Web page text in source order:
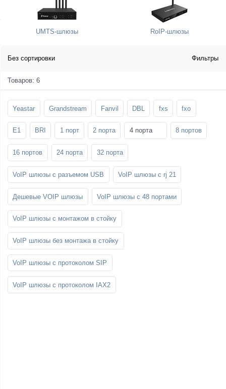
UMTS-шлюзы RoIP-шлюзы
Без сортировки Фильтры
Товаров: 6
Yeastar Grandstream Fanvil DBL fxs fxo
E1 BRI 1 порт 2 порта 4 порта 8 портов
16 портов 24 порта 32 порта
VoIP шлюзы с разъемом USB VoIP шлюзы с rj 21
Дешевые VOIP шлюзы VoIP шлюзы с 48 портами
VoIP шлюзы с монтажом в стойку
VoIP шлюзы без монтажа в стойку
VoIP шлюзы с протоколом SIP
VoIP шлюзы с протоколом IAX2
Стойки и крепления для панелей и
телевизоров
Шахтные телефоны
SFP-модули
3G/4G LTE и ADSL модемы
Мобильные телефоны